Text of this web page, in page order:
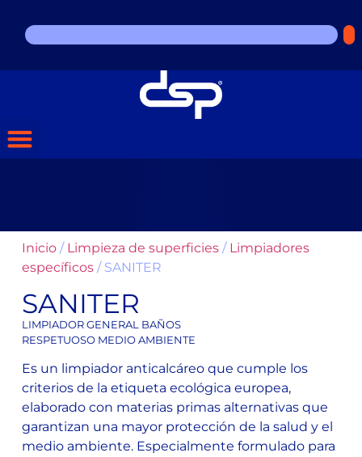
Inicio/ Limpieza de superficies/ Limpiadores
específicos/ SANITER
SANITER
LIMPIADOR GENERAL BAÑOS
RESPETUOSO MEDIO AMBIENTE
Es un limpiador anticalcáreo que cumple los
criterios de la etiqueta ecológica europea,
elaborado con materias primas alternativas que
garantizan una mayor protección de la salud y el
medio ambiente. Especialmente formulado para